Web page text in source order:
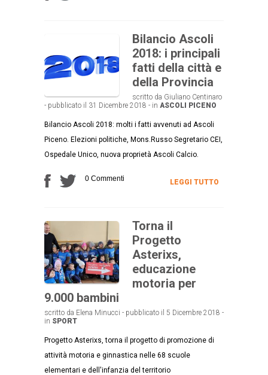
Bilancio Ascoli
2018: i principali
fatti della città e
della Provincia
scritto da Giuliano Centinaro
- pubblicato il 31 Dicembre 2018 - in ASCOLI PICENO
Bilancio Ascoli 2018: molti i fatti avvenuti ad Ascoli
Piceno. Elezioni politiche, Mons.Russo Segretario CEI,
Ospedale Unico, nuova proprietà Ascoli Calcio.
0 Commenti LEGGI TUTTO
Torna il
Progetto
Asterixs,
educazione
motoria per
9.000 bambini
scritto da Elena Minucci - pubblicato il 5 Dicembre 2018 -
in SPORT
Progetto Asterixs, torna il progetto di promozione di
attività motoria e ginnastica nelle 68 scuole
elementari e dell'infanzia del territorio